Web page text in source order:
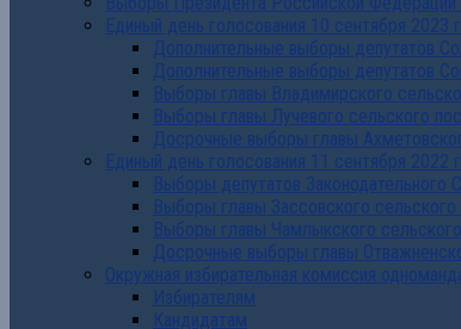
Единый день голосования 10 сентября 2023
Дополнительные выборы депутатов
Дополнительные выборы депутатов
Выборы главы Владимирского
Выборы главы Лучевого сельского
Досрочные выборы главы
Единый день голосования 11 сентября 2022
Выборы депутатов Законодательного
Выборы главы Зассовского
Выборы главы Чамлыкского
Досрочные выборы главы
Окружная избирательная комиссия
Избирателям
Кандидатам